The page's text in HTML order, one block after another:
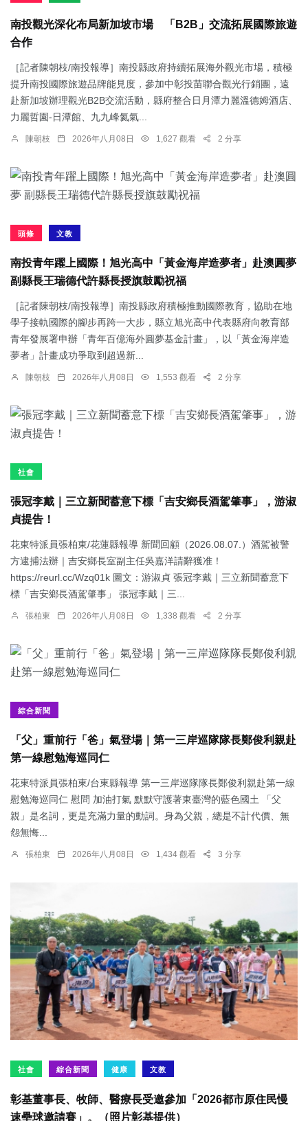
南投觀光深化布局新加坡市場 「B2B」交流拓展國際旅遊
合作
［記者陳朝枝/南投報導］南投縣政府持續拓展海外觀光市場，積極
提升南投國際旅遊品牌能見度，參加中彰投苗聯合觀光行銷團，遠
赴新加坡辦理觀光B2B交流活動，縣府整合日月潭力麗溫德姆酒店、
力麗哲園-日潭館、九九峰氦氣...
陳朝枝 2026年八月08日 1,627 觀看 2 分享
頭條 文教
南投青年躍上國際！旭光高中「黃金海岸造夢者」赴澳圓夢
副縣長王瑞德代許縣長授旗鼓勵祝福
［記者陳朝枝/南投報導］南投縣政府積極推動國際教育，協助在地
學子接軌國際的腳步再跨一大步，縣立旭光高中代表縣府向教育部
青年發展署申辦「青年百億海外圓夢基金計畫」，以「黃金海岸造
夢者」計畫成功爭取到超過新...
陳朝枝 2026年八月08日 1,553 觀看 2 分享
社會
張冠李戴｜三立新聞蓄意下標「吉安鄉長酒駕肇事」，游淑
貞提告！
花東特派員張柏東/花蓮縣報導 新聞回顧（2026.08.07.）酒駕被警
方逮捕法辦｜吉安鄉長室副主任吳嘉洋請辭獲准！
https://reurl.cc/Wzq01k 圖文：游淑貞 張冠李戴｜三立新聞蓄意下
標「吉安鄉長酒駕肇事」 張冠李戴｜三...
張柏東 2026年八月08日 1,338 觀看 2 分享
綜合新聞
「父」重前行「爸」氣登場｜第一三岸巡隊隊長鄭俊利親赴
第一線慰勉海巡同仁
花東特派員張柏東/台東縣報導 第一三岸巡隊隊長鄭俊利親赴第一線
慰勉海巡同仁 慰問 加油打氣 默默守護著東臺灣的藍色國土 「父
親」是名詞，更是充滿力量的動詞。身為父親，總是不計代價、無
怨無悔...
張柏東 2026年八月08日 1,434 觀看 3 分享
社會 綜合新聞 健康 文教
彰基董事長、牧師、醫療長受邀參加「2026都市原住民慢
速壘球邀請賽」。（照片彰基提供）